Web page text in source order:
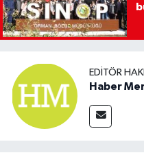
EDITÖR
Haber